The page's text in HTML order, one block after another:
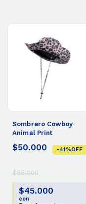
Sombrero Cowboy
Animal Print
$50.000 -41%OFF
$85.000
$45.000
con